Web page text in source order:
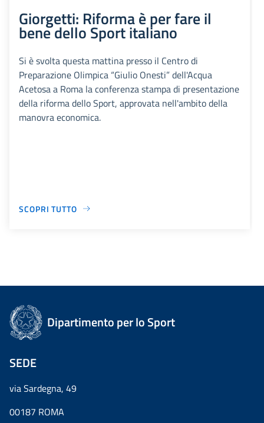
Giorgetti: Riforma è per fare il
bene dello Sport italiano
Si è svolta questa mattina presso il Centro di
Preparazione Olimpica “Giulio Onesti” dell'Acqua
Acetosa a Roma la conferenza stampa di presentazione
della riforma dello Sport, approvata nell'ambito della
manovra economica.
SCOPRI TUTTO
Dipartimento per lo Sport
SEDE
via Sardegna, 49
00187 ROMA